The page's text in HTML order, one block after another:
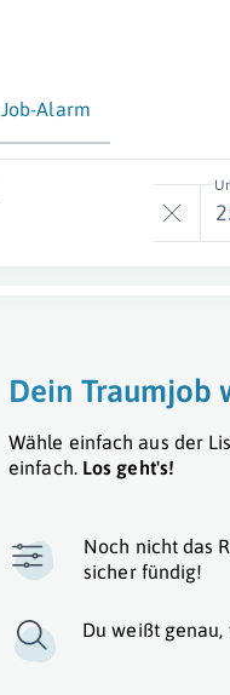
Job-Alarm
Dein Traumjob
Wähle einfach aus der
einfach. Los geht's!
Noch nicht das
sicher fündig!
Du weißt